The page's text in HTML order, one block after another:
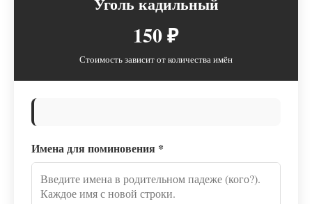
150 ₽
Стоимость зависит от количества имён
Имена для поминовения *